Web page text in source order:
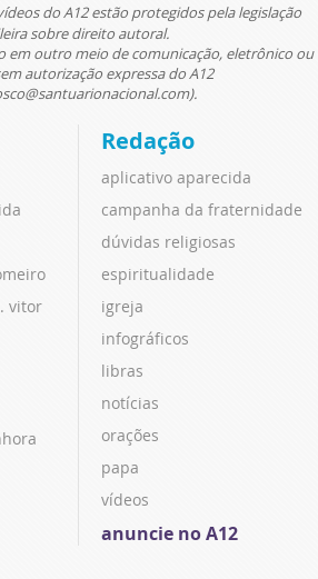
do A12 estão protegidos pela legislação
sobre direito autoral.
em outro meio de comunicação, eletrônico ou
autorização expressa do A12
vitor
Redação
aplicativo aparecida
campanha da fraternidade
dúvidas religiosas
espiritualidade
igreja
infográficos
libras
notícias
orações
papa
vídeos
anuncie no A12